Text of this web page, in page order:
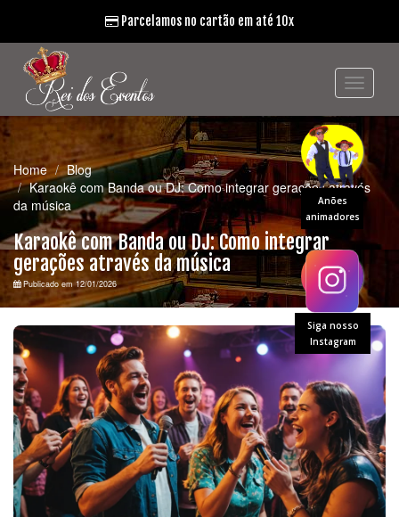
Anões
animadores
Siga nosso
Instagram
Parcelamos no cartão em até 10x
Home
Blog
Karaokê com Banda ou DJ: Como integrar gerações através
da música
Karaokê com Banda ou DJ: Como integrar
gerações através da música
Publicado em 12/01/2026